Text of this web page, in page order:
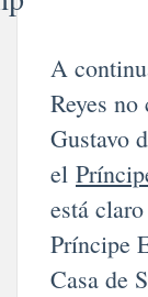
A
Reyes
Gustavo
el
está
Príncipe
Casa de